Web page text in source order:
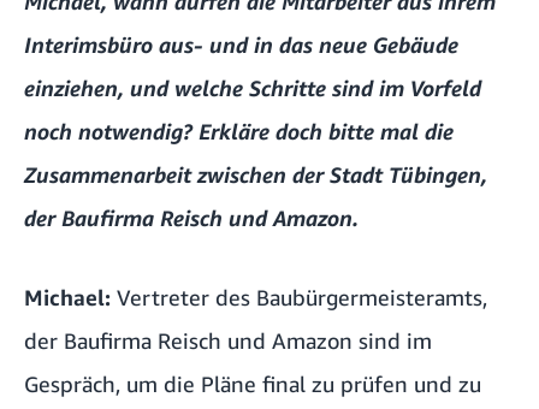
Interimsbüro aus- und in das neue Gebäude
einziehen, und welche Schritte sind im Vorfeld
noch notwendig? Erkläre doch bitte mal die
Zusammenarbeit zwischen der Stadt Tübingen,
der Baufirma Reisch und Amazon.
Michael: Vertreter des Baubürgermeisteramts,
der Baufirma Reisch und Amazon sind im
Gespräch, um die Pläne final zu prüfen und zu